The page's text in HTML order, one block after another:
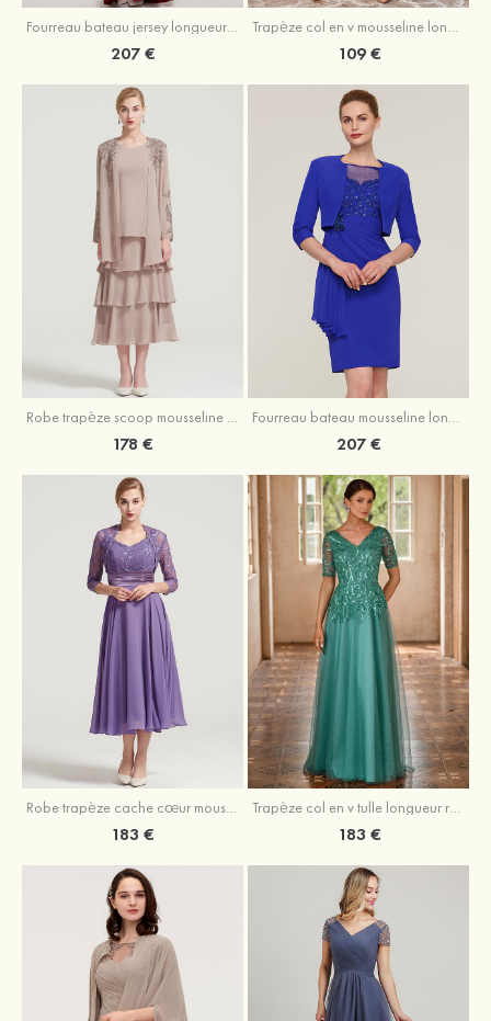
Fourreau bateau jersey longueur ras du sol robe de mère de la mariée avec appliqué fendue
207 €
Trapèze col en v mousseline longueur mollet robe de mère de la mariée avec plissé ceintures
109 €
Robe trapèze scoop mousseline longueur mollet robe de mère de la mariée avec appliqué volants veste
178 €
Fourreau bateau mousseline longueur genou robe de mère de la mariée avec appliqué perle plissé veste
207 €
Robe trapèze cache cœur mousseline longueur mollet robe de mère de la mariée avec plissé veste
183 €
Trapèze col en v tulle longueur ras du sol robe de mère de la mariée avec perles paillettes
183 €